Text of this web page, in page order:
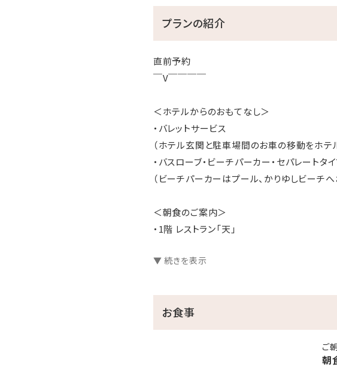
プランの紹介
直前予約
￣V￣￣￣￣
＜ホテルからのおもてなし＞
・バレットサービス
（ホテル玄関と駐車場間のお車の移動をホテ
・バスローブ・ビーチパーカー・セパレートタ
（ビーチパーカーはプール、かりゆしビーチへ
＜朝食のご案内＞
・1階 レストラン「天」
おすすめは「オリジナルエッグベネディクト」。
やんばる島豚厚切りベーコンとタコミートを
でお召し上がり下さい。
「エッグベネディクト」、「オムレツ」からお
スクランブルエッグはブッフェコーナーにてご
▼ 続きを表示
お食事
ご
朝